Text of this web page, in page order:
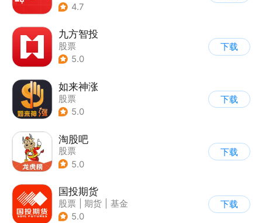
4.7
九方智投
股票
5.0
下载
如来神涨
股票
5.0
下载
淘股吧
股票
5.0
下载
国投期货
股票 期货
基金
5.0
下载